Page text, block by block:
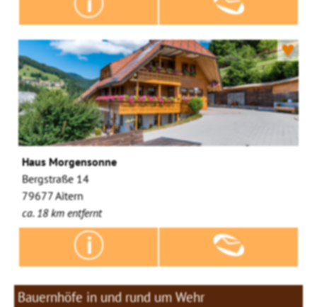
♥
Haus Morgensonne
Bergstraße 14
79677 Aitern
ca. 18 km entfernt
Bauernhöfe in und rund um Wehr